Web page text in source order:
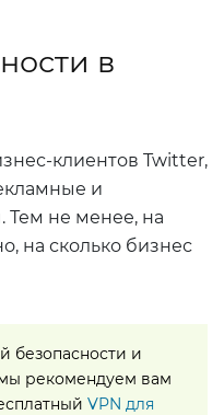
в
клиентов Twitter,
и
Тем не менее, на
на сколько бизнес
безопасности и
рекомендуем вам
VPN для